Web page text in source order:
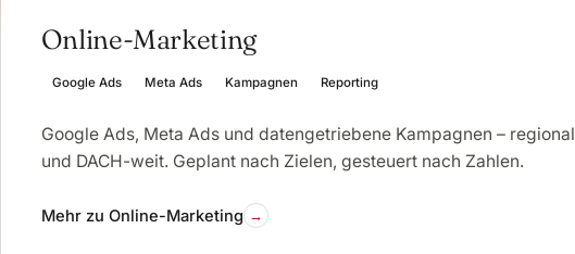
Online-Marketing
Google Ads Meta Ads Kampagnen Reporting
Google Ads, Meta Ads und datengetriebene Kampagnen – regional
und DACH-weit. Geplant nach Zielen, gesteuert nach Zahlen.
Mehr zu Online-Marketing